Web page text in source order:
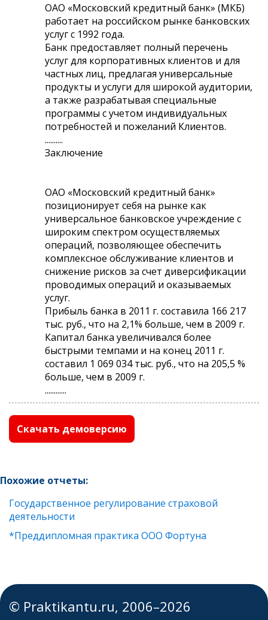
ОАО «Московский кредитный банк» (МКБ)
работает на российском рынке банковских
услуг с 1992 года.
Банк предоставляет полный перечень
услуг для корпоративных клиентов и для
частных лиц, предлагая универсальные
продукты и услуги для широкой аудитории,
а также разрабатывая специальные
программы с учетом индивидуальных
потребностей и пожеланий Клиентов.
..........
Заключение
ОАО «Московский кредитный банк»
позиционирует себя на рынке как
универсальное банковское учреждение с
широким спектром осуществляемых
операций, позволяющее обеспечить
комплексное обслуживание клиентов и
снижение рисков за счет диверсификации
проводимых операций и оказываемых
услуг.
Прибыль банка в 2011 г. составила 166 217
тыс. руб., что на 2,1% больше, чем в 2009 г.
Капитал банка увеличивался более
быстрыми темпами и на конец 2011 г.
составил 1 069 034 тыс. руб., что на 205,5 %
больше, чем в 2009 г.
............
Скачать демоверсию
Похожие отчеты:
Государственное регулирование страховой
деятельности
*Преддипломная практика ООО Фортуна
© Praktikantu.ru, 2006–2026